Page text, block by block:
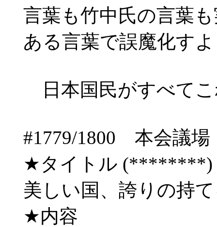
言葉も竹中氏の言葉
ある言葉で誤魔化す
日本国民がすべて
#1779/1800 本会議
★タイトル (********)
美しい国、誇りの持
★内容